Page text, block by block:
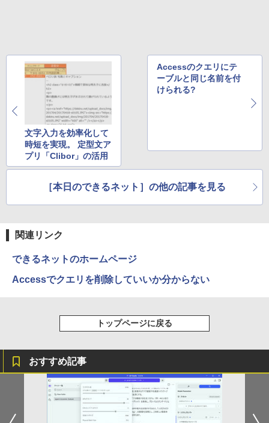
文字入力を効率化して
時短を実現。 定型文ア
プリ「Clibor」の活用
Accessのクエリにテ
ーブルと同じ名前を付
けられる?
［本日のできるネット］の他の記事を見る
関連リンク
できるネットのホームページ
Accessでクエリを削除していいか分からない
トップページに戻る
おすすめ記事